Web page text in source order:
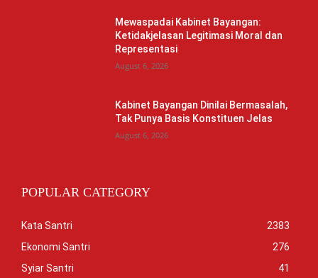
Mewaspadai Kabinet Bayangan:
Ketidakjelasan Legitimasi Moral dan
Representasi
August 6, 2026
Kabinet Bayangan Dinilai Bermasalah,
Tak Punya Basis Konstituen Jelas
August 6, 2026
POPULAR CATEGORY
Kata Santri
2383
Ekonomi Santri
276
Syiar Santri
41